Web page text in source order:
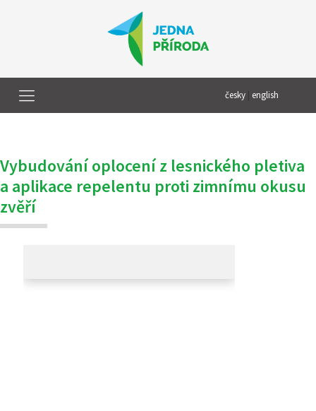
česky english
Vybudování oplocení z lesnického pletiva
a aplikace repelentu proti zimnímu okusu
zvěří